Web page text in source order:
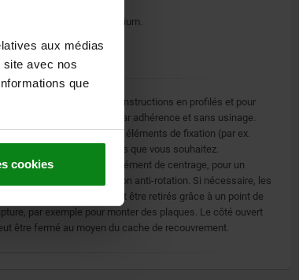
aux médias
site avec nos
que
cookies
peinte couleur aluminium.
de recouvrement noir.
pour renforcer des constructions en profilés et pour
entre eux des profilés, par adhérence et sans usinage.
utilisables comme éléments de fixation (par ex.
pour les composants que vous souhaitez.
équerres possèdent un élément de centrage, pour un
précis avec protection anti-rotation. Si nécessaire, les
de centrage peuvent être retirés grâce à un point de
par exemple pour monter des plaques. Le côté ouvert
être fermé au moyen du cache de recouvrement.